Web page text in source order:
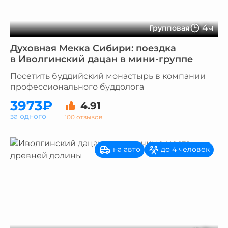
Групповая 4ч
Духовная Мекка Сибири: поездка
в Иволгинский дацан в мини-группе
Посетить буддийский монастырь в компании
профессионального буддолога
3973₽ 4.91
100 отзывов
за одного
на авто до 4 человек